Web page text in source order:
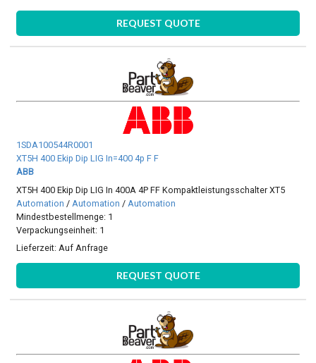
REQUEST QUOTE
1SDA100544R0001
XT5H 400 Ekip Dip LIG In=400 4p F F
ABB
XT5H 400 Ekip Dip LIG In 400A 4P FF Kompaktleistungsschalter XT5
Automation / Automation / Automation
Mindestbestellmenge: 1
Verpackungseinheit: 1
Lieferzeit: Auf Anfrage
REQUEST QUOTE